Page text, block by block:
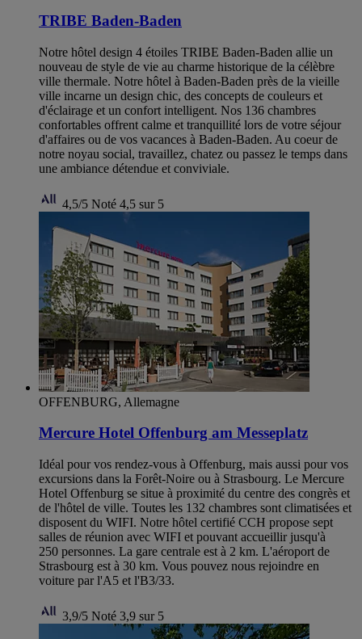
TRIBE Baden-Baden
Notre hôtel design 4 étoiles TRIBE Baden-Baden allie un
nouveau de style de vie au charme historique de la célèbre
ville thermale. Notre hôtel à Baden-Baden près de la vieille
ville incarne un design chic, des concepts de couleurs et
d'éclairage et un confort intelligent. Nos 136 chambres
confortables offrent calme et tranquillité lors de votre séjour
d'affaires ou de vos vacances à Baden-Baden. Au coeur de
notre noyau social, travaillez, chatez ou passez le temps dans
une ambiance détendue et conviviale.
4,5/5 Noté 4,5 sur 5
OFFENBURG, Allemagne
Mercure Hotel Offenburg am Messeplatz
Idéal pour vos rendez-vous à Offenburg, mais aussi pour vos
excursions dans la Forêt-Noire ou à Strasbourg. Le Mercure
Hotel Offenburg se situe à proximité du centre des congrès et
de l'hôtel de ville. Toutes les 132 chambres sont climatisées et
disposent du WIFI. Notre hôtel certifié CCH propose sept
salles de réunion avec WIFI et pouvant accueillir jusqu'à
250 personnes. La gare centrale est à 2 km. L'aéroport de
Strasbourg est à 30 km. Vous pouvez nous rejoindre en
voiture par l'A5 et l'B3/33.
3,9/5 Noté 3,9 sur 5